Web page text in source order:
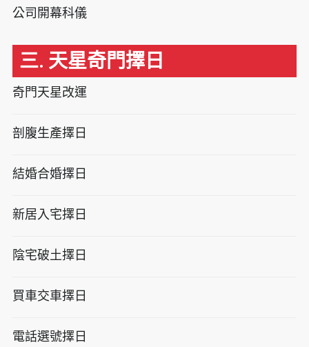
公司開幕科儀
三. 天星奇門擇日
奇門天星改運
剖腹生產擇日
結婚合婚擇日
新居入宅擇日
陰宅破土擇日
買車交車擇日
電話選號擇日